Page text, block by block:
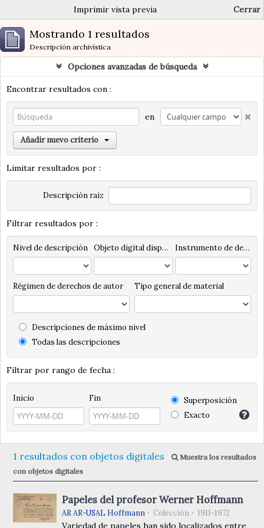
Imprimir vista previa Cerrar
Mostrando 1 resultados
Descripción archivística
Opciones avanzadas de búsqueda
Encontrar resultados con :
en
Añadir nuevo criterio
Limitar resultados por :
Descripción raíz
Filtrar resultados por :
Nivel de descripción Objeto digital disponibles Instrumento de descripción
Régimen de derechos de autor Tipo general de material
Descripciones de máximo nivel
Todas las descripciones
Filtrar por rango de fecha :
Inicio Fin
Superposición
Exacto
1 resultados con objetos digitales
Muestra los resultados
con objetos digitales
Papeles del profesor Werner Hoffmann
AR AR-USAL Hoffmann Colección 1911-1972
Variedad de papeles han sido localizados entre